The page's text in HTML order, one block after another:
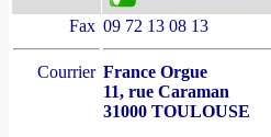
Fax 09 72 13 08 13
Courrier France Orgue
11, rue Caraman
31000 TOULOUSE